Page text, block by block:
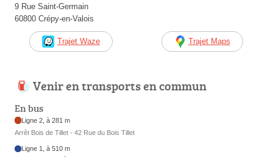
9 Rue Saint-Germain
60800 Crépy-en-Valois
Trajet Waze Trajet Maps
Venir en transports en commun
En bus
Ligne 2, à 281 m
Arrêt Bois de Tillet - 42 Rue du Bois Tillet
Ligne 1, à 510 m